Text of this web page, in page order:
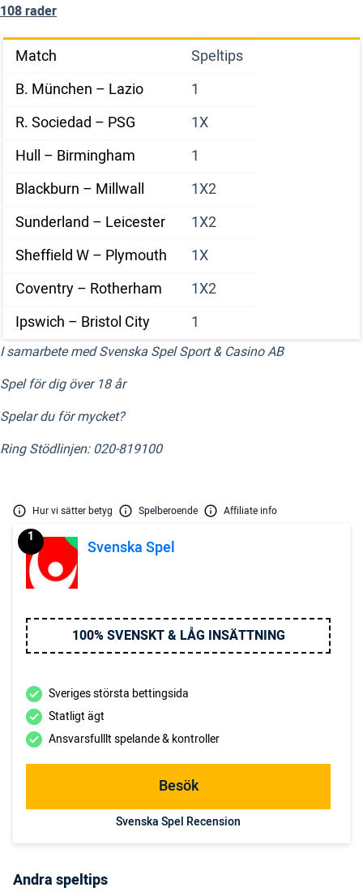
108 rader
Match
Speltips
B. München – Lazio
1
R. Sociedad – PSG
1X
Hull – Birmingham
1
Blackburn – Millwall
1X2
Sunderland – Leicester
1X2
Sheffield W – Plymouth
1X
Coventry – Rotherham
1X2
Ipswich – Bristol City
1
I samarbete med Svenska Spel Sport & Casino AB
Spel för dig över 18 år
Spelar du för mycket?
Ring Stödlinjen: 020-819100
Hur vi sätter betyg Spelberoende Affiliate info
Svenska Spel
1
100% SVENSKT & LÅG INSÄTTNING
Sveriges största bettingsida
Statligt ägt
Ansvarsfulllt spelande & kontroller
Besök
Svenska Spel Recension
Andra speltips